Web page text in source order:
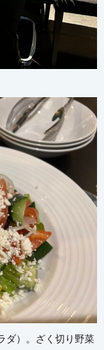
ダ）。ざく切り野菜